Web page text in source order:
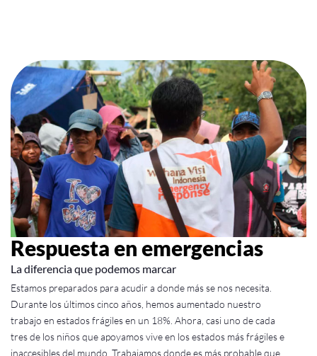
Respuesta en emergencias
La diferencia que podemos marcar
Estamos preparados para acudir a donde más se nos necesita.
Durante los últimos cinco años, hemos aumentado nuestro
trabajo en estados frágiles en un 18%. Ahora, casi uno de cada
tres de los niños que apoyamos vive en los estados más frágiles e
inaccesibles del mundo. Trabajamos donde es más probable que